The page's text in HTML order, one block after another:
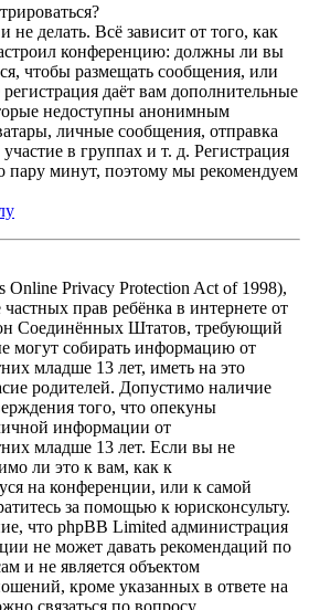
не делать. Всё зависит от того, как
конференцию: должны ли вы
чтобы размещать сообщения, или
даёт вам дополнительные
недоступны анонимным
личные сообщения, отправка
в группах и т. д. Регистрация
пару минут, поэтому мы рекомендуем
Online Privacy Protection Act of 1998),
прав ребёнка в интернете от
Соединённых Штатов, требующий
могут собирать информацию от
младше 13 лет, иметь на это
родителей. Допустимо наличие
того, что опекуны
информации от
младше 13 лет. Если вы не
ли это к вам, как к
на конференции, или к самой
за помощью к юрисконсульту.
что phpBB Limited администрация
не может давать рекомендаций по
и не является объектом
кроме указанных в ответе на
связаться по вопросу